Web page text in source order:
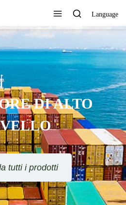
Language
DI ALTO
tutti i prodotti